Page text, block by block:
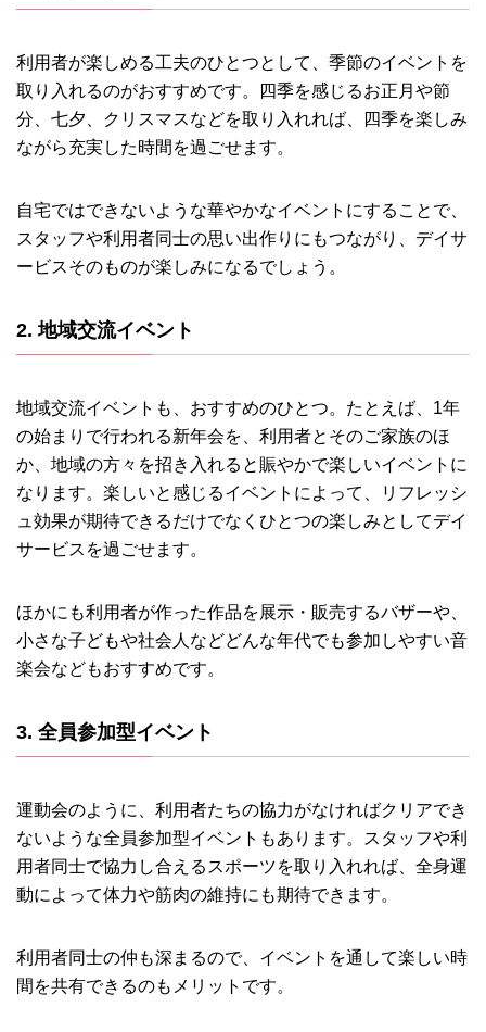
利用者が楽しめる工夫のひとつとして、季節のイベントを
取り入れるのがおすすめです。四季を感じるお正月や節
分、七夕、クリスマスなどを取り入れれば、四季を楽しみ
ながら充実した時間を過ごせます。
自宅ではできないような華やかなイベントにすることで、
スタッフや利用者同士の思い出作りにもつながり、デイサ
ービスそのものが楽しみになるでしょう。
2. 地域交流イベント
地域交流イベントも、おすすめのひとつ。たとえば、1年
の始まりで行われる新年会を、利用者とそのご家族のほ
か、地域の方々を招き入れると賑やかで楽しいイベントに
なります。楽しいと感じるイベントによって、リフレッシ
ュ効果が期待できるだけでなくひとつの楽しみとしてデイ
サービスを過ごせます。
ほかにも利用者が作った作品を展示・販売するバザーや、
小さな子どもや社会人などどんな年代でも参加しやすい音
楽会などもおすすめです。
3. 全員参加型イベント
運動会のように、利用者たちの協力がなければクリアでき
ないような全員参加型イベントもあります。スタッフや利
用者同士で協力し合えるスポーツを取り入れれば、全身運
動によって体力や筋肉の維持にも期待できます。
利用者同士の仲も深まるので、イベントを通して楽しい時
間を共有できるのもメリットです。